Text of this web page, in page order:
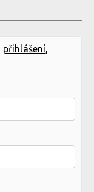
přihlášení